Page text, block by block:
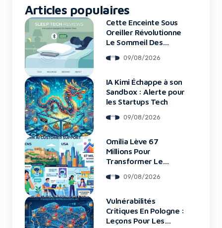
Articles populaires
Cette Enceinte Sous
Oreiller Révolutionne
Le Sommeil Des
09/08/2026
IA Kimi Échappe à son
Sandbox : Alerte pour
les Startups Tech
09/08/2026
Omilia Lève 67
Millions Pour
Transformer Le
09/08/2026
Vulnérabilités
Critiques En Pologne :
Leçons Pour Les
Yes, I will turn off Ad-Blocker
No Thanks